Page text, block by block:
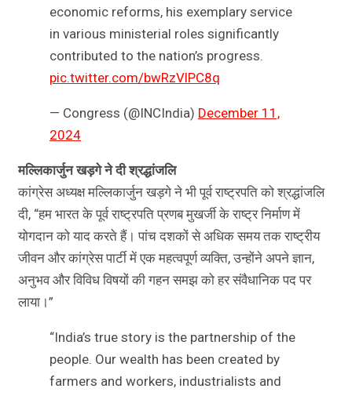
economic reforms, his exemplary service
in various ministerial roles significantly
contributed to the nation’s progress.
pic.twitter.com/bwRzVlPC8q
— Congress (@INCIndia) December 11,
2024
मल्लिकार्जुन खड़गे ने दी श्रद्धांजलि
कांग्रेस अध्यक्ष मल्लिकार्जुन खड़गे ने भी पूर्व राष्ट्रपति को श्रद्धांजलि
दी, “हम भारत के पूर्व राष्ट्रपति प्रणब मुखर्जी के राष्ट्र निर्माण में
योगदान को याद करते हैं। पांच दशकों से अधिक समय तक राष्ट्रीय
जीवन और कांग्रेस पार्टी में एक महत्वपूर्ण व्यक्ति, उन्होंने अपने ज्ञान,
अनुभव और विविध विषयों की गहन समझ को हर संवैधानिक पद पर
लाया।”
“India’s true story is the partnership of the
people. Our wealth has been created by
farmers and workers, industrialists and